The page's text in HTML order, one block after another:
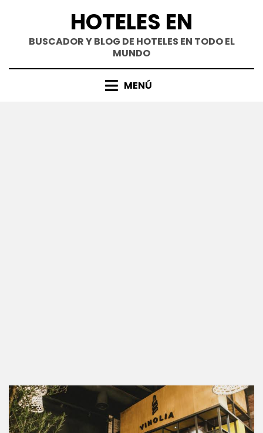
contenido
HOTELES EN
BUSCADOR Y BLOG DE HOTELES EN TODO EL
MUNDO
MENÚ